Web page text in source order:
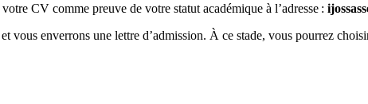
CV comme preuve de votre statut académique à l’adresse :
vous enverrons une lettre d’admission. À ce stade, vous pourrez